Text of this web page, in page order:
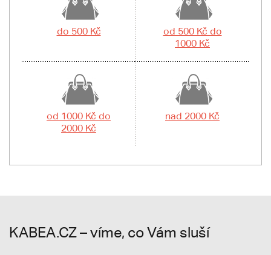
do 500 Kč
od 500 Kč do
1000 Kč
od 1000 Kč do
2000 Kč
nad 2000 Kč
KABEA.CZ – víme, co Vám sluší